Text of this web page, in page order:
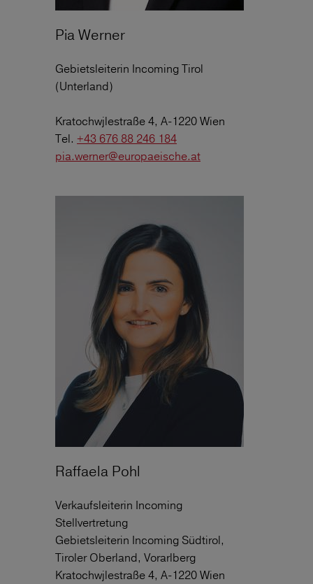
Pia Werner
Gebietsleiterin Incoming Tirol
(Unterland)
Kratochwjlestraße 4, A-1220 Wien
Tel. +43 676 88 246 184
pia.werner@europaeische.at
Raffaela Pohl
Verkaufsleiterin Incoming
Stellvertretung
Gebietsleiterin Incoming Südtirol,
Tiroler Oberland, Vorarlberg
Kratochwjlestraße 4, A-1220 Wien